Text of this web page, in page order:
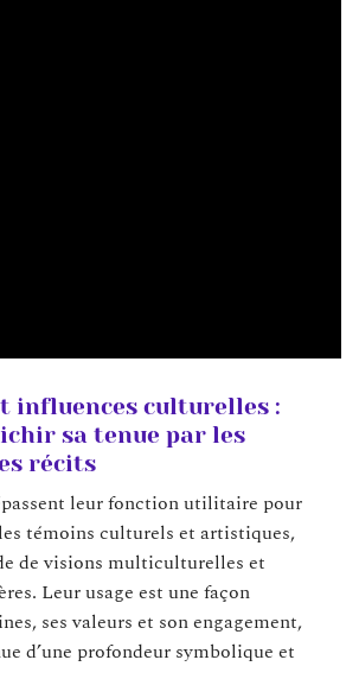
influences culturelles :
sa tenue par les
récits
leur fonction utilitaire pour
témoins culturels et artistiques,
de visions multiculturelles et
Leur usage est une façon
ses valeurs et son engagement,
d’une profondeur symbolique et